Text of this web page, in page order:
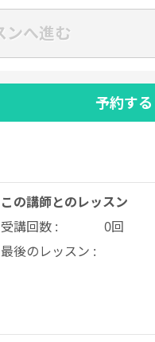
ンへ進む
予約する
この講師とのレッスン
受講回数 :
0回
最後のレッスン :